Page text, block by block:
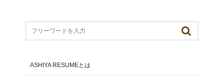
ASHIYA RESUMEとは